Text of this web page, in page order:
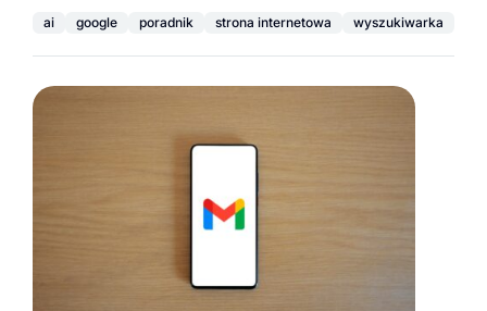
ai google poradnik strona internetowa wyszukiwarka